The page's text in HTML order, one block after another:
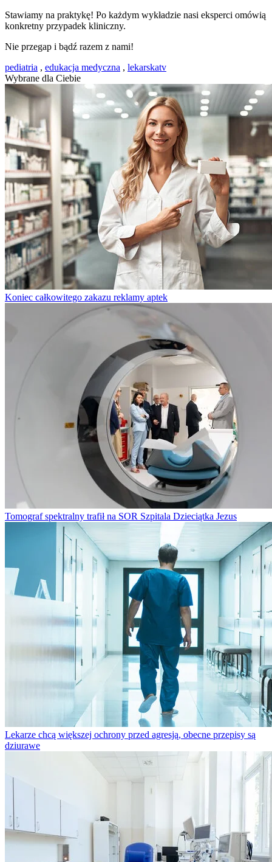
Stawiamy na praktykę! Po każdym wykładzie nasi eksperci omówią
konkretny przypadek kliniczny.
Nie przegap i bądź razem z nami!
pediatria , edukacja medyczna , lekarskatv
Wybrane dla Ciebie
Koniec całkowitego zakazu reklamy aptek
Tomograf spektralny trafił na SOR Szpitala Dzieciątka Jezus
Lekarze chcą większej ochrony przed agresją, obecne przepisy są
dziurawe